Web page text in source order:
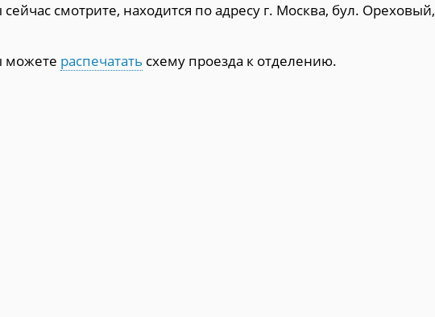
смотрите, находится по адресу г. Москва, бул. Ореховый,
можете распечатать схему проезда к отделению.